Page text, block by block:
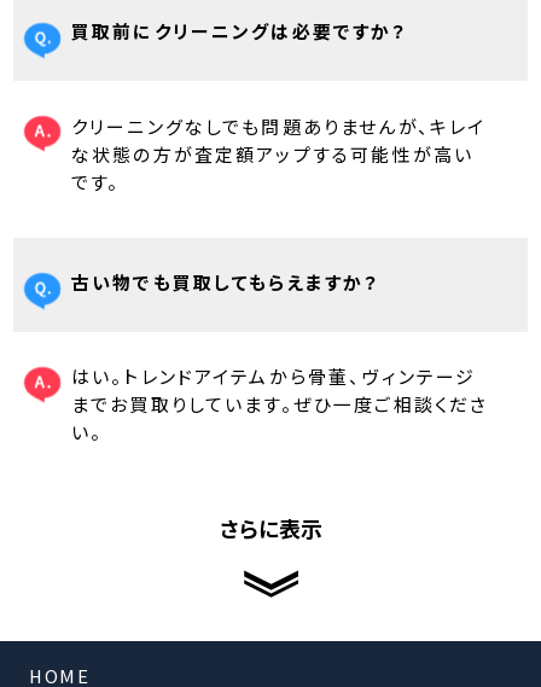
買取前にクリーニングは必要ですか？
クリーニングなしでも問題ありませんが、キレイ
な状態の方が査定額アップする可能性が高い
です。
古い物でも買取してもらえますか？
はい。トレンドアイテムから骨董、ヴィンテージ
までお買取りしています。ぜひ一度ご相談くださ
い。
さらに表示
HOME